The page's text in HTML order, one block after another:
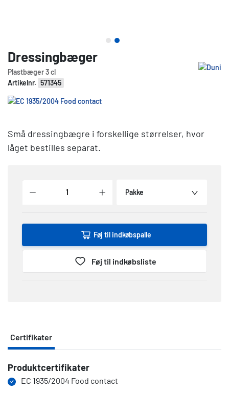
Dressingbæger
Plastbæger 3 cl
Artikelnr. 571345
Små dressingbægre i forskellige størrelser, hvor
låget bestilles separat.
Pakke
Føj til indkøbspalle
Føj til indkøbsliste
Certifikater
Certifikater
Produktcertifikater
EC 1935/2004 Food contact